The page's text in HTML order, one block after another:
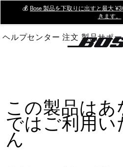
Main
💰 Bose 製品を下取りに出すと最大
きます。
ヘルプセンター 注文 製品サポ
この製品は
ではご利用
ん